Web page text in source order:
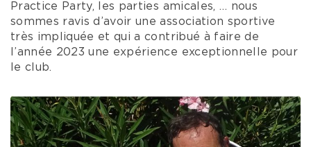
Practice Party, les parties amicales, … nous
sommes ravis d’avoir une association sportive
très impliquée et qui a contribué à faire de
l’année 2023 une expérience exceptionnelle pour
le club.